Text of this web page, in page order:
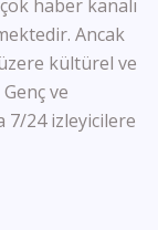
haber kanalı
Ancak
kültürel ve
ve
7/24 izleyicilere